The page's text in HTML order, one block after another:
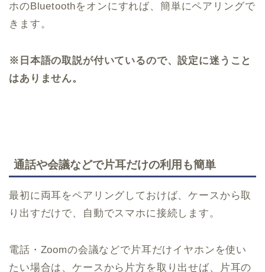
ホのBluetoothをオンにすれば、簡単にペアリングで
きます。
※日本語の取説が付いているので、設定に迷うこと
はありません。
通話や会議などで片耳だけの利用も簡単
最初に両耳をペアリングしておけば、ケースから取
り出すだけで、自動でスマホに接続します。
電話・Zoomの会議などで片耳だけイヤホンを使い
たい場合は、ケースから片方を取り出せば、片耳の